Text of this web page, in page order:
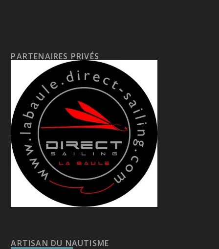
PARTENAIRES PRIVÉS
ARTISAN DU NAUTISME